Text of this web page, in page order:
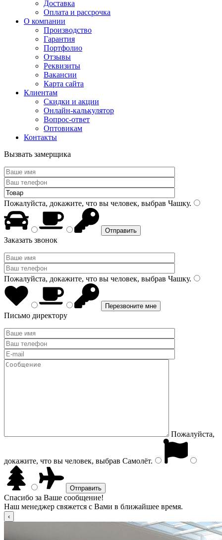
Доставка
Оплата и рассрочка
О компании
Производство
Гарантия
Портфолио
Отзывы
Реквизиты
Вакансии
Карта сайта
Клиентам
Скидки и акции
Онлайн-калькулятор
Вопрос-ответ
Оптовикам
Контакты
Вызвать замерщика
Пожалуйста, докажите, что вы человек, выбрав Чашку.
Заказать звонок
Пожалуйста, докажите, что вы человек, выбрав Чашку.
Письмо директору
Пожалуйста,
докажите, что вы человек, выбрав Самолёт.
Спасибо за Ваше сообщение!
Наш менеджер свяжется с Вами в ближайшее время.